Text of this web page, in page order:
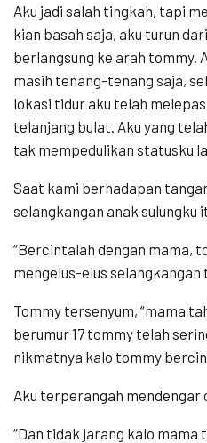
Aku jadi salah tingkah, tapi
kian basah saja, aku turun
berlangsung ke arah tommy.
masih tenang-tenang saja,
lokasi tidur aku telah
telanjang bulat. Aku yang
tak mempedulikan statusku
Saat kami berhadapan
selangkangan anak sulungku
“Bercintalah dengan mama,
mengelus-elus selangkangan
Tommy tersenyum, “mama
berumur 17 tommy telah
nikmatnya kalo tommy
Aku terperangah mendengar
“Dan tidak jarang kalo